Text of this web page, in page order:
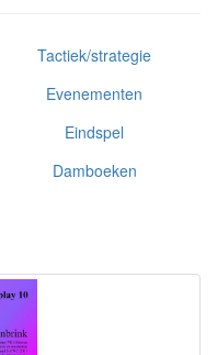
Tactiek/strategie
Evenementen
Eindspel
Damboeken